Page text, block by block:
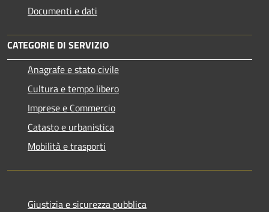
Documenti e dati
CATEGORIE DI SERVIZIO
Anagrafe e stato civile
Cultura e tempo libero
Imprese e Commercio
Catasto e urbanistica
Mobilità e trasporti
Giustizia e sicurezza pubblica